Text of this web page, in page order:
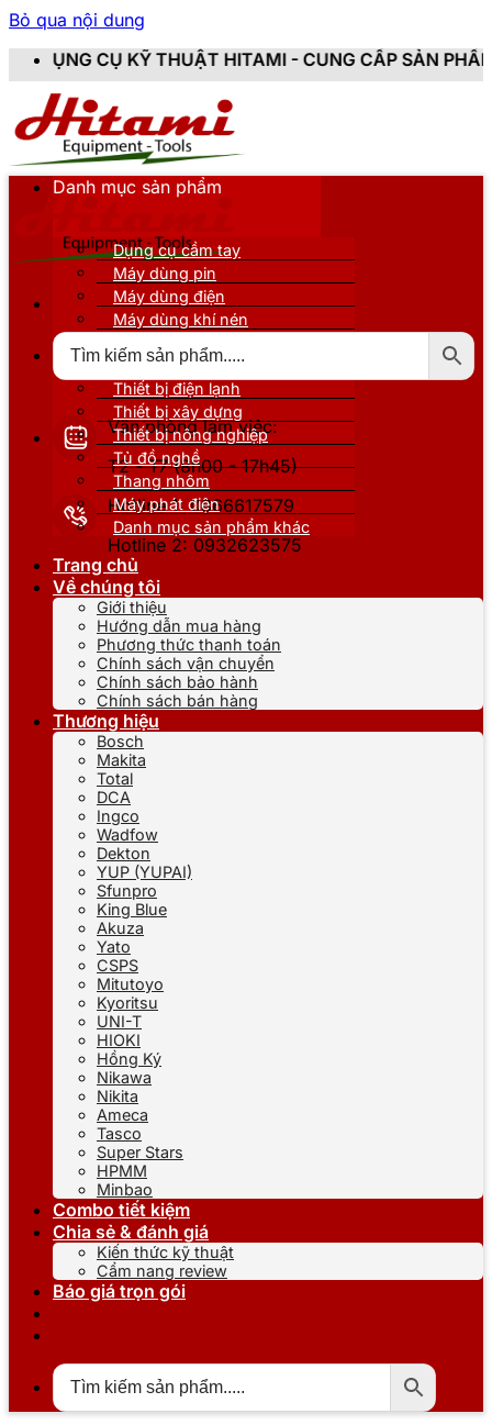
Bỏ qua nội dung
THUẬT HITAMI - CUNG CẤP SẢN PHẨM CHÍNH
Văn phòng làm việc:
T2 - T7 (8h00 - 17h45)
Hotline 1: 0866617579
Hotline 2: 0932623575
Danh mục sản phẩm
Dụng cụ cầm tay
Máy dùng pin
Máy dùng điện
Máy dùng khí nén
Thiết bị nâng đỡ
Thiết bị điện lạnh
Thiết bị xây dựng
Thiết bị nông nghiệp
Tủ đồ nghề
Thang nhôm
Máy phát điện
Danh mục sản phẩm khác
Trang chủ
Về chúng tôi
Giới thiệu
Hướng dẫn mua hàng
Phương thức thanh toán
Chính sách vận chuyển
Chính sách bảo hành
Chính sách bán hàng
Thương hiệu
Bosch
Makita
Total
DCA
Ingco
Wadfow
Dekton
YUP (YUPAI)
Sfunpro
King Blue
Akuza
Yato
CSPS
Mitutoyo
Kyoritsu
UNI-T
HIOKI
Hồng Ký
Nikawa
Nikita
Ameca
Tasco
Super Stars
HPMM
Minbao
Combo tiết kiệm
Chia sẻ & đánh giá
Kiến thức kỹ thuật
Cẩm nang review
Báo giá trọn gói